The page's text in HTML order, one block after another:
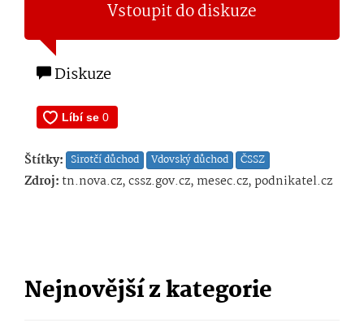
Vstoupit do diskuze
Diskuze
Štítky: Sirotčí důchod Vdovský důchod ČSSZ
Zdroj:tn.nova.cz, cssz.gov.cz, mesec.cz, podnikatel.cz
Nejnovější z kategorie